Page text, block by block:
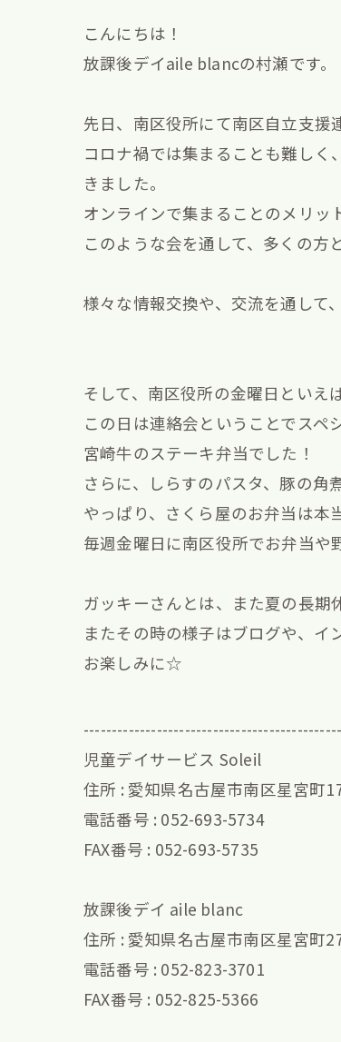
こんにちは！
放課後デイaile blancの村瀬です。
先日、南区役所にて南区自立支援
コロナ禍では集まることも難し
きました。
オンラインで集まることのメリッ
このような会を通して、多くの
様々な情報交換や、交流を通して
そして、南区役所の金曜日とい
この日は連絡会ということでス
宮崎牛のステーキ弁当でした！
さらに、しらすのパスタ、豚の
やっぱり、さくら屋のお弁当は本
毎週金曜日に南区役所でお弁当
ガッキーさんとは、また夏の長期
またその時の様子はブログや、イ
お楽しみに☆
児童デイサービス Soleil
住所 : 愛知県名古屋市南区星宮町
電話番号 : 052-693-5734
FAX番号 : 052-693-5735
放課後デイ aile blanc
住所 : 愛知県名古屋市南区星宮町
電話番号 : 052-823-3701
FAX番号 : 052-825-5366